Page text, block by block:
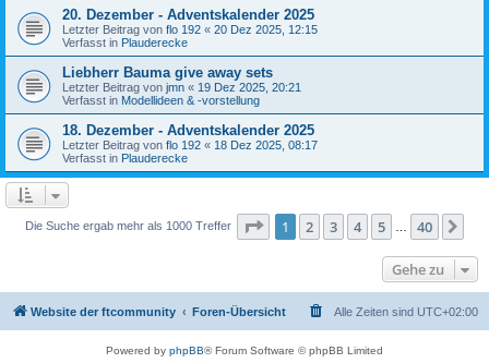
20. Dezember - Adventskalender 2025
Letzter Beitrag von flo 192 « 20 Dez 2025, 12:15
Verfasst in Plauderecke
Liebherr Bauma give away sets
Letzter Beitrag von jmn « 19 Dez 2025, 20:21
Verfasst in Modellideen & -vorstellung
18. Dezember - Adventskalender 2025
Letzter Beitrag von flo 192 « 18 Dez 2025, 08:17
Verfasst in Plauderecke
Die Suche ergab mehr als 1000 Treffer Seite 1von 40
1 2 3 4 5 40
Gehe zu
Website der ftcommunity Foren-Übersicht Alle Zeiten sind UTC+02:00
Powered by phpBB® Forum Software © phpBB Limited